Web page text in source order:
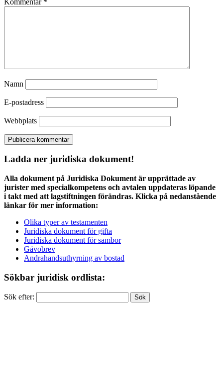
Namn
E-postadress
Webbplats
Ladda ner juridiska dokument!
Alla dokument på Juridiska Dokument är upprättade av
jurister med specialkompetens och avtalen uppdateras löpande
i takt med att lagstiftningen förändras. Klicka på nedanstående
länkar för mer information:
Olika typer av testamenten
Juridiska dokument för gifta
Juridiska dokument för sambor
Gåvobrev
Andrahandsuthyrning av bostad
Sökbar juridisk ordlista:
Sök efter: